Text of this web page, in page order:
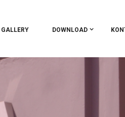
GALLERY DOWNLOAD